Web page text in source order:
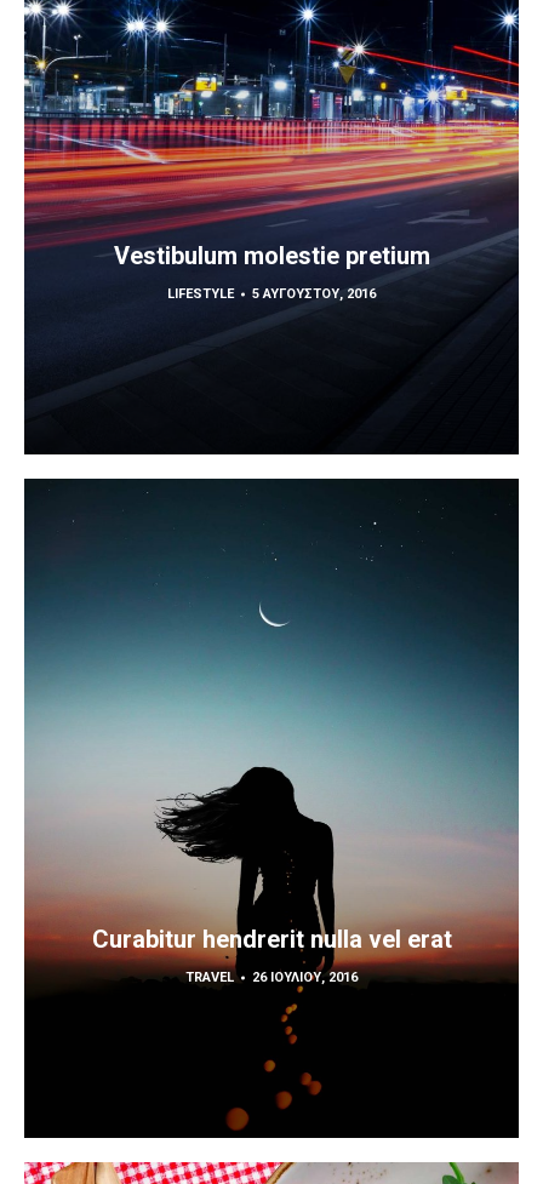
Vestibulum molestie pretium
LIFESTYLE 5 ΑΥΓΟΎΣΤΟΥ, 2016
Curabitur hendrerit nulla vel erat
TRAVEL 26 ΙΟΥΛΊΟΥ, 2016